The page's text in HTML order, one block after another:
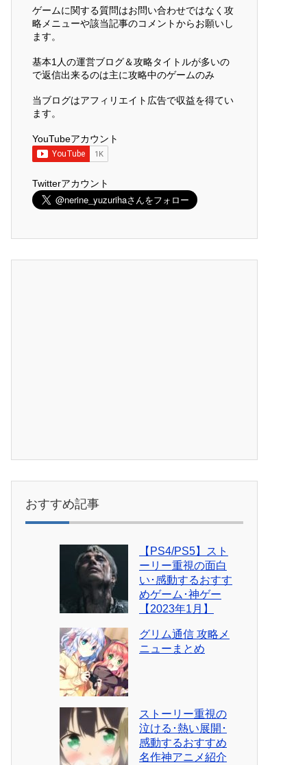
ゲームに関する質問はお問い合わせではなく攻
略メニューや該当記事のコメントからお願いし
ます。
基本1人の運営ブログ＆攻略タイトルが多いの
で返信出来るのは主に攻略中のゲームのみ
当ブログはアフィリエイト広告で収益を得てい
ます。
YouTubeアカウント
Twitterアカウント
おすすめ記事
【PS4/PS5】スト
ーリー重視の面白
い･感動するおすす
めゲーム･神ゲー
【2023年1月】
グリム通信 攻略メ
ニューまとめ
ストーリー重視の
泣ける･熱い展開･
感動するおすすめ
名作神アニメ紹介